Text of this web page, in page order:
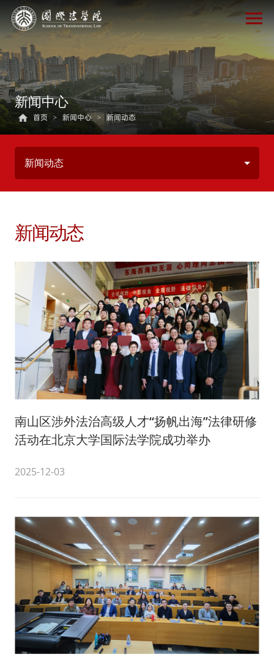
新闻中心
首页 > 新闻中心 > 新闻动态
新闻动态
新闻动态
南山区涉外法治高级人才“扬帆出海”法律研修
活动在北京大学国际法学院成功举办
2025-12-03